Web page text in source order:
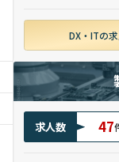
DX・ITの
求人数 47